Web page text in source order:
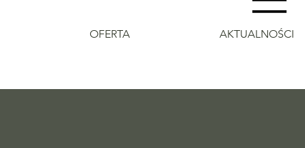
OFERTA AKTUALNOŚCI